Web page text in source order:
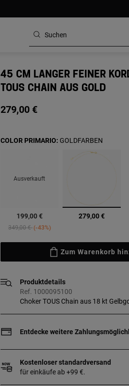
45 CM LANGER FEINER
TOUS CHAIN AUS GOLD
279,00 €
Ausverkauft
199,00 €
Price reduced from
349,00 €to-43%
Ausgewählt
279,00 €
COLOR PRIMARIO: GOLDFARBEN
Zum Warenkorb
Produktdetails
Ref. 1000095100
Choker TOUS Chain aus 18 kt
Entdecke weitere
Kostenloser standardversand
für einkäufe ab +99 €.